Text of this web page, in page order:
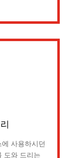
사용하시던
도와 드리는